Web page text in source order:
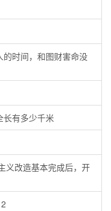
的时间，和图财害命没
长有多少千米
义改造基本完成后，开